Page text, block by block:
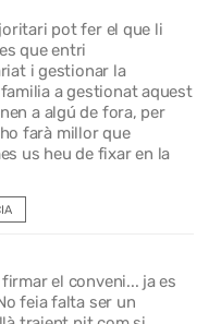
pot fer el que li
que entri
i gestionar la
a gestionat aquest
a algú de fora, per
farà millor que
us heu de fixar en la
el conveni... ja es
feia falta ser un